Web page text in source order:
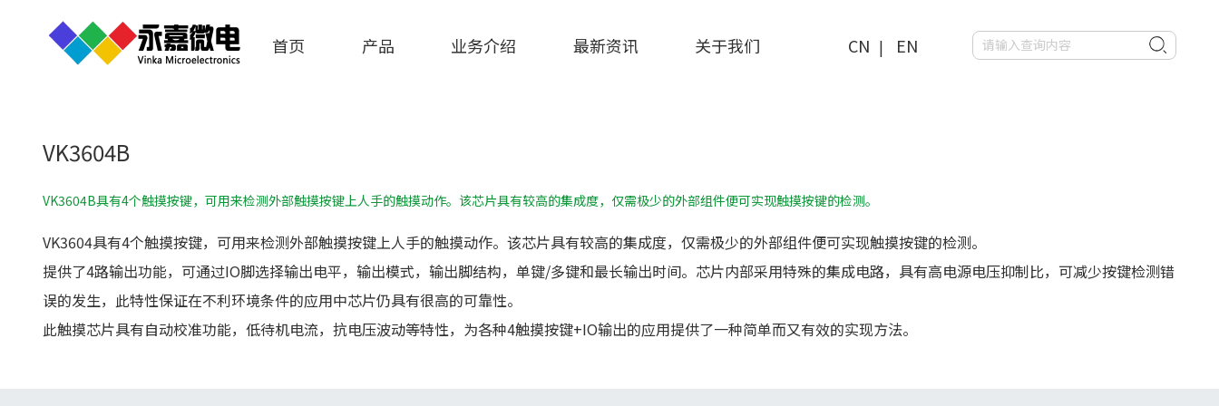
CN | EN
首页 产品 业务介绍 最新资讯 关于我们
VK3604B
VK3604B具有4个触摸按键，可用来检测外部触摸按键上人手的触摸动作。该芯片具有较高的集成度，仅需极少的外部组件便可实现触摸按键的检测。
VK3604具有4个触摸按键，可用来检测外部触摸按键上人手的触摸动作。该芯片具有较高的集成度，仅需极少的外部组件便可实现触摸按键的检测。
提供了4路输出功能，可通过IO脚选择输出电平，输出模式，输出脚结构，单键/多键和最长输出时间。芯片内部采用特殊的集成电路，具有高电源电压抑制比，可减少按键检测错
误的发生，此特性保证在不利环境条件的应用中芯片仍具有很高的可靠性。
此触摸芯片具有自动校准功能，低待机电流，抗电压波动等特性，为各种4触摸按键+IO输出的应用提供了一种简单而又有效的实现方法。